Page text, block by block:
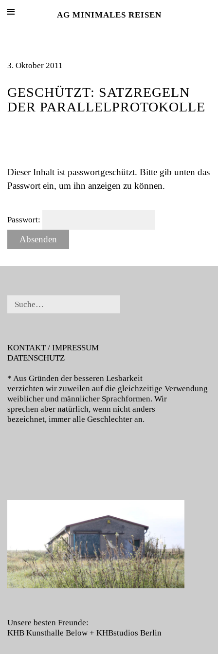
AG MINIMALES REISEN
3. Oktober 2011
GESCHÜTZT: SATZREGELN
DER PARALLELPROTOKOLLE
Dieser Inhalt ist passwortgeschützt. Bitte gib unten das
Passwort ein, um ihn anzeigen zu können.
Passwort:
KONTAKT / IMPRESSUM
DATENSCHUTZ
* Aus Gründen der besseren Lesbarkeit
verzichten wir zuweilen auf die gleichzeitige Verwendung
weiblicher und männlicher Sprachformen. Wir
sprechen aber natürlich, wenn nicht anders
bezeichnet, immer alle Geschlechter an.
Unsere besten Freunde:
KHB Kunsthalle Below + KHBstudios Berlin